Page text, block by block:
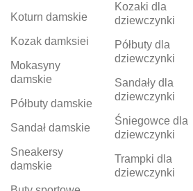
Koturn damskie
Kozak damksiei
Mokasyny
damskie
Półbuty damskie
Sandał damskie
Sneakersy
damskie
Kozaki dla
dziewczynki
Półbuty dla
dziewczynki
Sandały dla
dziewczynki
Śniegowce dla
dziewczynki
Trampki dla
dziewczynki